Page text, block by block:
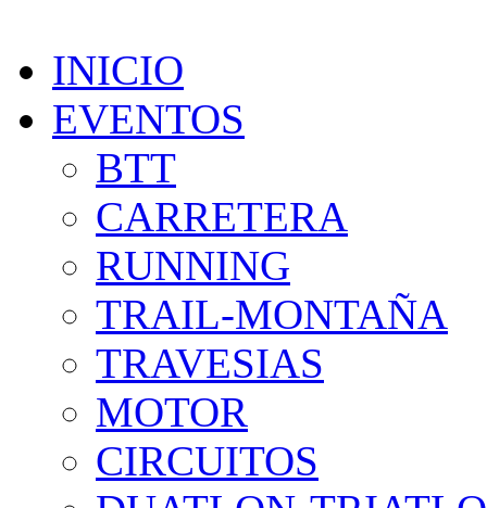
INICIO
EVENTOS
BTT
CARRETERA
RUNNING
TRAIL-MONTAÑA
TRAVESIAS
MOTOR
CIRCUITOS